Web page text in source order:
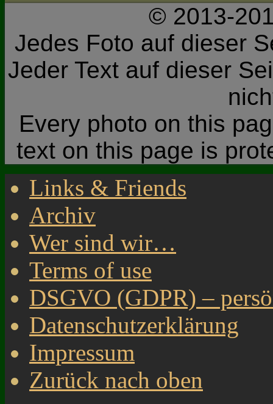
© 2013-
Jedes Foto auf dieser
Jeder Text auf dieser
Every photo on this
text on this page is
Links & Friends
Archiv
Wer sind wir…
Terms of use
DSGVO (GDPR) –
Datenschutzerklärung
Impressum
Zurück nach oben